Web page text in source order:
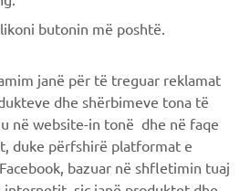
butonin më poshtë.
janë për të treguar reklamat
dhe shërbimeve tona të
në website-in tonë dhe në faqe
duke përfshirë platformat e
bazuar në shfletimin tuaj